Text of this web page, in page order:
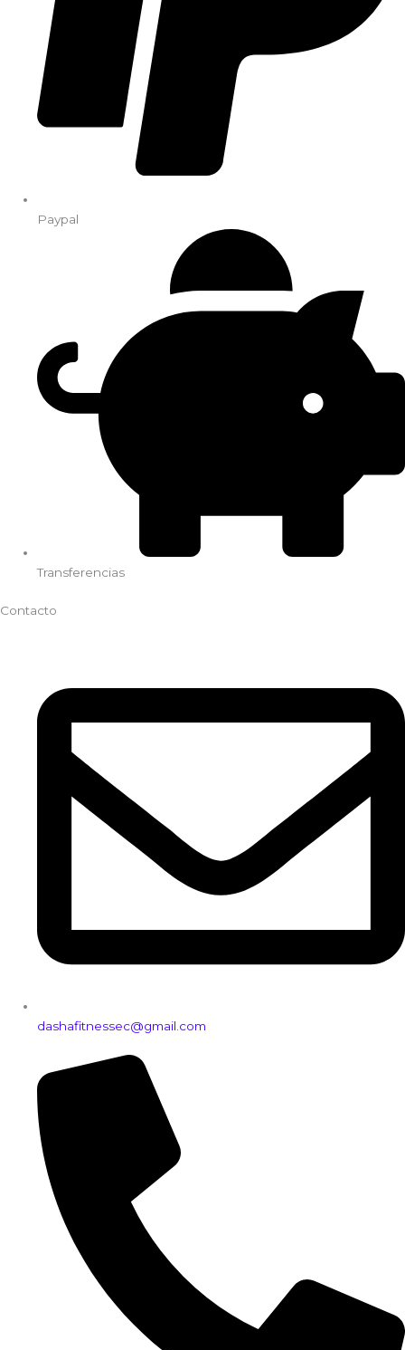
Paypal
Transferencias
Contacto
dashafitnessec@gmail.com